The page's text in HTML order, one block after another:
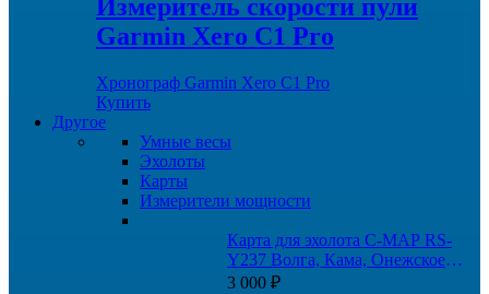
Измеритель скорости пули
Garmin Xero C1 Pro
Хронограф Garmin Xero C1 Pro
Купить
Другое
Умные весы
Эхолоты
Карты
Измерители мощности
Карта для эхолота C-MAP RS-
Y237 Волга, Кама, Онежское
озеро, и каналы
3 000 ₽